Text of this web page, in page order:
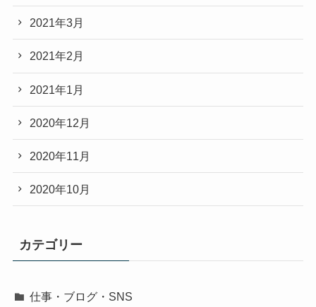
2021年3月
2021年2月
2021年1月
2020年12月
2020年11月
2020年10月
カテゴリー
仕事・ブログ・SNS